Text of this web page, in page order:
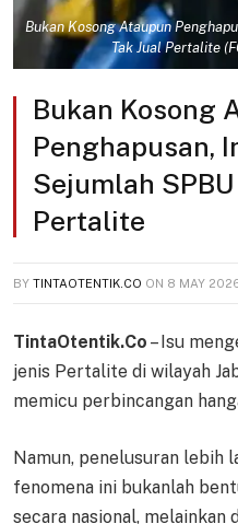
Bukan Kosong Ataupun
Tak Jual Pertalite
Bukan Kosong
Penghapusan,
Sejumlah
Pertalite
BY TINTAOTENTIK.CO ON 8 MAY
TintaOtentik.Co – Isu
jenis Pertalite di wilayah
memicu perbincangan
Namun, penelusuran lebih
fenomena ini bukanlah
secara nasional, melainkan